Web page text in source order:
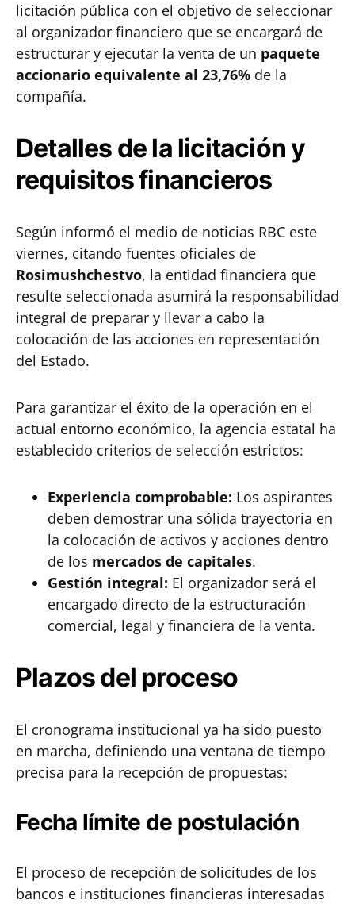
licitación pública con el objetivo de seleccionar
al organizador financiero que se encargará de
estructurar y ejecutar la venta de un paquete
accionario equivalente al 23,76% de la
compañía.
Detalles de la licitación y
requisitos financieros
Según informó el medio de noticias RBC este
viernes, citando fuentes oficiales de
Rosimushchestvo, la entidad financiera que
resulte seleccionada asumirá la responsabilidad
integral de preparar y llevar a cabo la
colocación de las acciones en representación
del Estado.
Para garantizar el éxito de la operación en el
actual entorno económico, la agencia estatal ha
establecido criterios de selección estrictos:
Experiencia comprobable: Los aspirantes
deben demostrar una sólida trayectoria en
la colocación de activos y acciones dentro
de los mercados de capitales.
Gestión integral: El organizador será el
encargado directo de la estructuración
comercial, legal y financiera de la venta.
Plazos del proceso
El cronograma institucional ya ha sido puesto
en marcha, definiendo una ventana de tiempo
precisa para la recepción de propuestas:
Fecha límite de postulación
El proceso de recepción de solicitudes de los
bancos e instituciones financieras interesadas